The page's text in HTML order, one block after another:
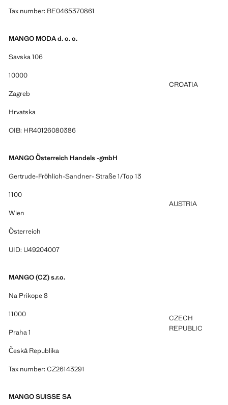
Tax number: BE0465370861
MANGO MODA d. o. o.
Savska 106
10000
Zagreb
Hrvatska
OIB: HR40126080386
CROATIA
MANGO Österreich Handels -gmbH
Gertrude-Fröhlich-Sandner- Straße 1/Top 13
1100
Wien
Österreich
UID: U49204007
AUSTRIA
MANGO (CZ) s.r.o.
Na Prikope 8
11000
Praha 1
Česká Republika
Tax number: CZ26143291
CZECH
REPUBLIC
MANGO SUISSE SA